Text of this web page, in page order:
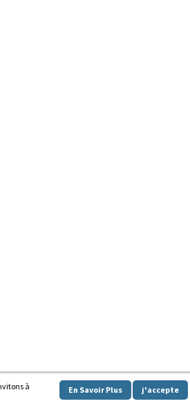
powered by WordPress.|Theme: Awaken by
à
En Savoir Plus j'accepte